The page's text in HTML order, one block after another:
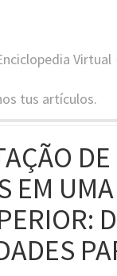
Virtual
tus artículos.
EM